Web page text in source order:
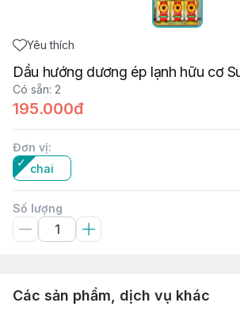
Yêu thích
Dầu hướng dương ép lạnh hữu cơ
Có sẵn: 2
195.000đ
Đơn vị:
chai
Số lượng
Các sản phẩm, dịch vụ khác